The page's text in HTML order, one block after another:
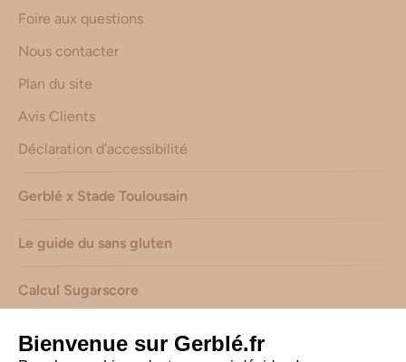
Foire aux questions
Nous contacter
Plan du site
Avis Clients
Déclaration d’accessibilité
Gerblé x Stade Toulousain
Le guide du sans gluten
Calcul Sugarscore